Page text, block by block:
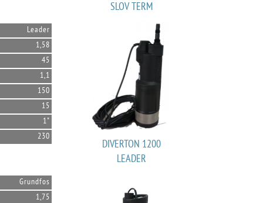
SLOV TERM
Leader
1,58
45
1,1
150
15
1"
230
DIVERTON 1200
LEADER
Grundfos
1,75